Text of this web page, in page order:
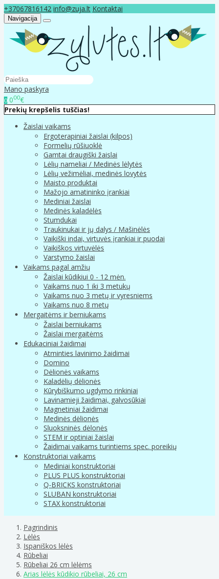
+37067816142 info@zuja.lt Kontaktai
Navigacija
Mano paskyra
0 000€
Prekių krepšelis tuščias!
Žaislai vaikams
Ergoterapiniai žaislai (kilpos)
Formelių rūšiuoklė
Gamtai draugiški žaislai
Lėlių nameliai / Medinės lėlytės
Lėlių vežimėliai, medinės lovytės
Maisto produktai
Mažojo amatininko įrankiai
Mediniai žaislai
Medinės kaladėlės
Stumdukai
Traukinukai ir jų dalys / Mašinėlės
Vaikiški indai, virtuvės įrankiai ir puodai
Vaikiškos virtuvėlės
Varstymo žaislai
Vaikams pagal amžių
Žaislai kūdikiui 0 - 12 mėn.
Vaikams nuo 1 iki 3 metukų
Vaikams nuo 3 metų ir vyresniems
Vaikams nuo 8 metų
Mergaitėms ir berniukams
Žaislai berniukams
Žaislai mergaitėms
Edukaciniai žaidimai
Atminties lavinimo žaidimai
Domino
Dėlionės vaikams
Kaladėlių dėlionės
Kūrybiškumo ugdymo rinkiniai
Lavinamieji žaidimai, galvosūkiai
Magnetiniai žaidimai
Medinės dėlionės
Sluoksninės dėlonės
STEM ir optiniai žaislai
Žaidimai vaikams turintiems spec. poreikių
Konstruktoriai vaikams
Mediniai konstruktoriai
PLUS PLUS konstruktoriai
Q-BRICKS konstruktoriai
SLUBAN konstruktoriai
STAX konstruktoriai
Pagrindinis
Lėlės
Ispaniškos lėlės
Rūbeliai
Rūbeliai 26 cm lėlėms
Arias lėlės kūdikio rūbeliai, 26 cm